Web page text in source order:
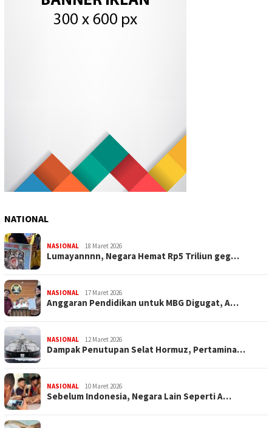
NATIONAL
NASIONAL 18 Maret 2026
Lumayannnn, Negara Hemat Rp5 Triliun geg…
NASIONAL 17 Maret 2026
Anggaran Pendidikan untuk MBG Digugat, A…
NASIONAL 12 Maret 2026
Dampak Penutupan Selat Hormuz, Pertamina…
NASIONAL 10 Maret 2026
Sebelum Indonesia, Negara Lain Seperti A…